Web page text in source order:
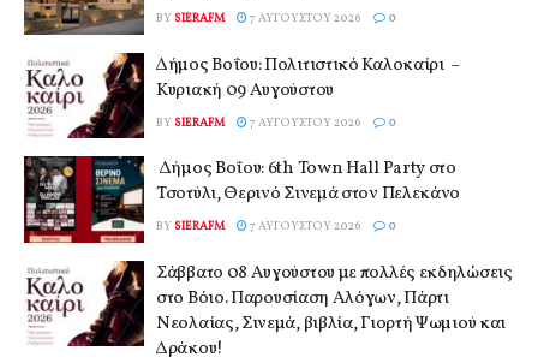
BY SIERAFM 7 ΑΥΓΟΎΣΤΟΥ 2026 0
Δήμος Βοΐου: Πολιτιστικό Καλοκαίρι –
Κυριακή 09 Αυγούστου
BY SIERAFM 7 ΑΥΓΟΎΣΤΟΥ 2026 0
Δήμος Βοΐου: 6th Town Hall Party στο
Τσοτύλι, Θερινό Σινεμά στον Πελεκάνο
BY SIERAFM 7 ΑΥΓΟΎΣΤΟΥ 2026 0
Σάββατο 08 Αυγούστου με πολλές εκδηλώσεις
στο Βόιο. Παρουσίαση Αλόγων, Πάρτι
Νεολαίας, Σινεμά, βιβλία, Γιορτή Ψωμιού και
Δράκου!